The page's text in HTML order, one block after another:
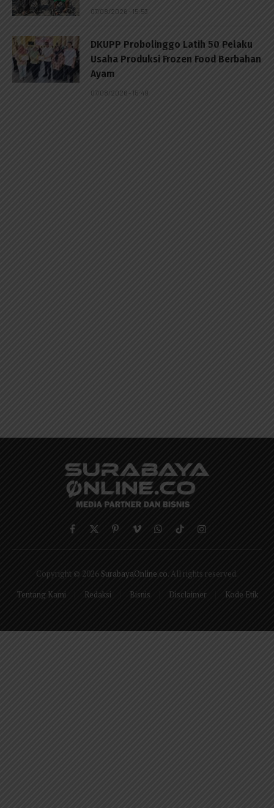
07/08/2026 - 15:53
DKUPP Probolinggo Latih 50 Pelaku
Usaha Produksi Frozen Food Berbahan
Ayam
07/08/2026 - 15:49
Facebook
X
PinterestVimeoWhatsApp
TikTokInstagram
Copyright © 2026 SurabayaOnline.co . All rights reserved.
Tentang Kami
Redaksi Bisnis Disclaimer Kode Etik